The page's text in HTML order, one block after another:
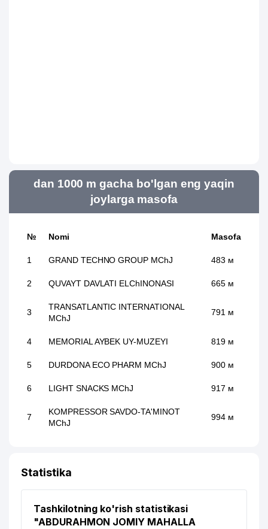
dan 1000 m gacha bo'lgan eng yaqin
joylarga masofa
№ Nomi Masofa
1 GRAND TECHNO GROUP MChJ 483 м
2 QUVAYT DAVLATI ELChINONASI 665 м
3
TRANSATLANTIC INTERNATIONAL
MChJ
791 м
4 MEMORIAL AYBEK UY-MUZEYI 819 м
5 DURDONA ECO PHARM MChJ 900 м
6 LIGHT SNACKS MChJ 917 м
7
KOMPRESSOR SAVDO-TA'MINOT
MChJ
994 м
Statistika
Tashkilotning ko'rish statistikasi
"ABDURAHMON JOMIY MAHALLA